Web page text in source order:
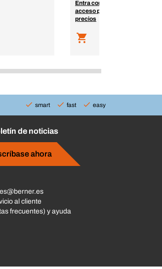
Entra con tus claves de
acceso para ver los
precios
smart fast easy
de noticias
ahora
al cliente
frecuentes) y ayuda